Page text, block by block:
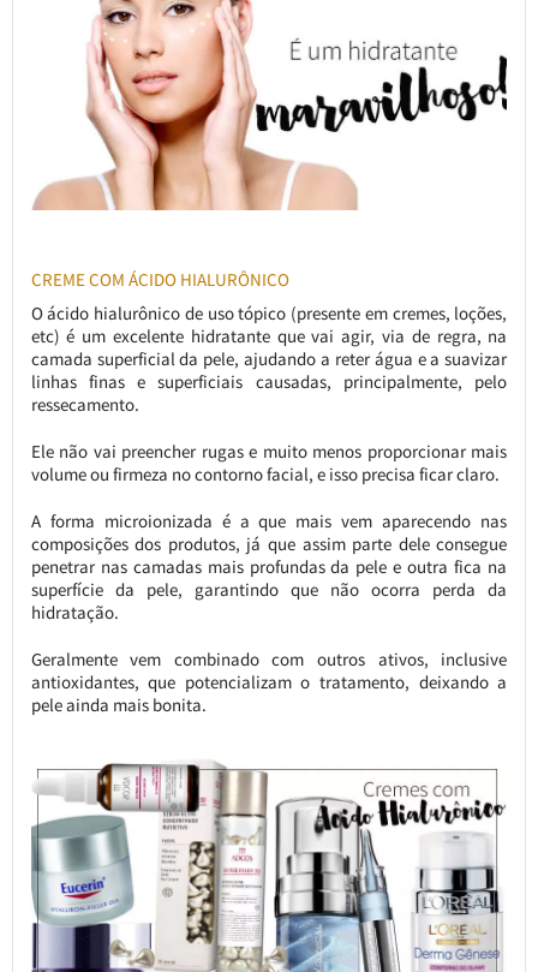
CREME COM ÁCIDO HIALURÔNICO
O ácido hialurônico de uso tópico (presente em cremes, loções,
etc) é um excelente hidratante que vai agir, via de regra, na
camada superficial da pele, ajudando a reter água e a suavizar
linhas finas e superficiais causadas, principalmente, pelo
ressecamento.
Ele não vai preencher rugas e muito menos proporcionar mais
volume ou firmeza no contorno facial, e isso precisa ficar claro.
A forma microionizada é a que mais vem aparecendo nas
composições dos produtos, já que assim parte dele consegue
penetrar nas camadas mais profundas da pele e outra fica na
superfície da pele, garantindo que não ocorra perda da
hidratação.
Geralmente vem combinado com outros ativos, inclusive
antioxidantes, que potencializam o tratamento, deixando a
pele ainda mais bonita.